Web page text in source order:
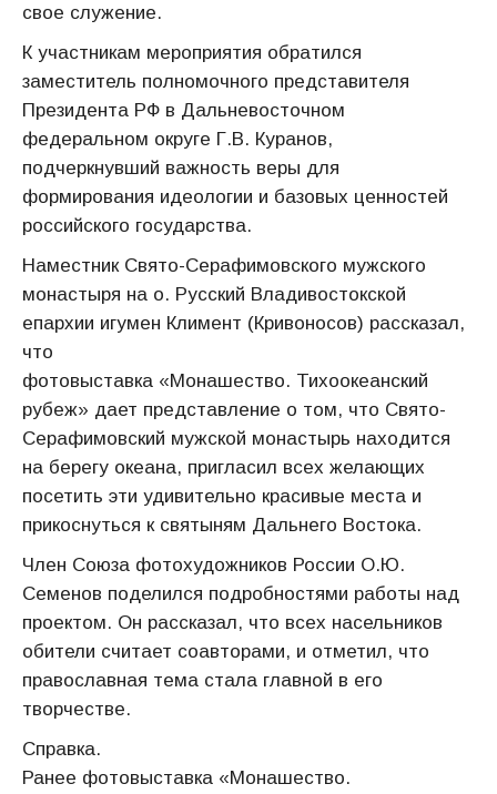
свое служение.
К участникам мероприятия обратился
заместитель полномочного представителя
Президента РФ в Дальневосточном
федеральном округе Г.В. Куранов,
подчеркнувший важность веры для
формирования идеологии и базовых ценностей
российского государства.
Наместник Свято-Серафимовского мужского
монастыря на о. Русский Владивостокской
епархии игумен Климент (Кривоносов) рассказал,
что
фотовыставка «Монашество. Тихоокеанский
рубеж» дает представление о том, что Свято-
Серафимовский мужской монастырь находится
на берегу океана, пригласил всех желающих
посетить эти удивительно красивые места и
прикоснуться к святыням Дальнего Востока.
Член Союза фотохудожников России О.Ю.
Семенов поделился подробностями работы над
проектом. Он рассказал, что всех насельников
обители считает соавторами, и отметил, что
православная тема стала главной в его
творчестве.
Справка.
Ранее фотовыставка «Монашество.